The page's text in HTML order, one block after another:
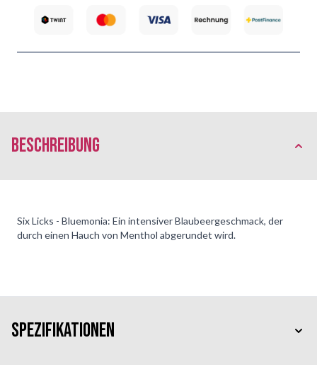
Beschreibung
Six Licks - Bluemonia: Ein intensiver Blaubeergeschmack, der
durch einen Hauch von Menthol abgerundet wird.
Spezifikationen